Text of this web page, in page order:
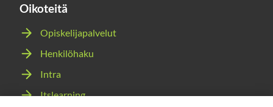
Oikoteitä
Opiskelijapalvelut
Henkilöhaku
Intra
Itslearning